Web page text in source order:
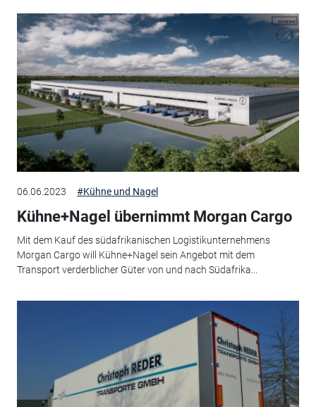
06.06.2023 #Kühne und Nagel
Kühne+Nagel übernimmt Morgan Cargo
Mit dem Kauf des südafrikanischen Logistikunternehmens
Morgan Cargo will Kühne+Nagel sein Angebot mit dem
Transport verderblicher Güter von und nach Südafrika...